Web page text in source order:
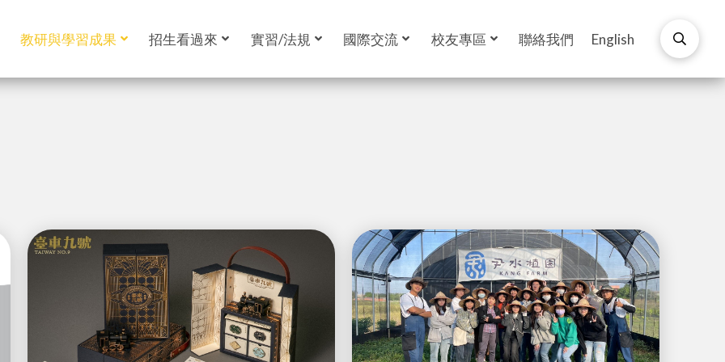
教研與學習成果 招生看過來 實習/法規 國際交流 校友專區 聯絡我們 English